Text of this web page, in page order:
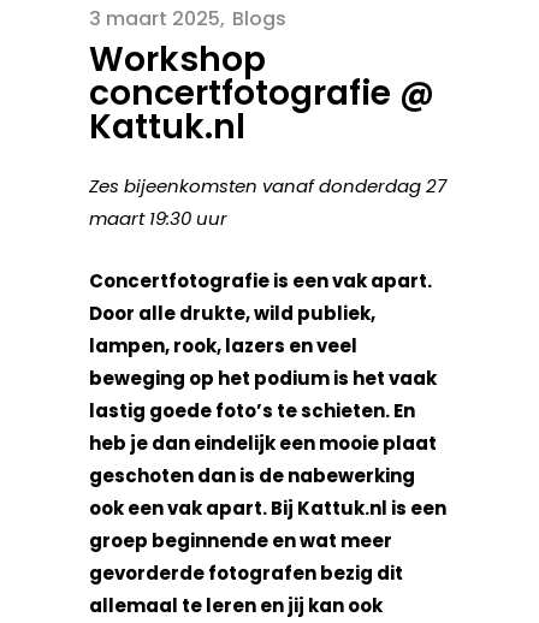
3 maart 2025 Blogs
Workshop
concertfotografie @
Kattuk.nl
Zes bijeenkomsten vanaf donderdag 27
maart 19:30 uur
Concertfotografie is een vak apart.
Door alle drukte, wild publiek,
lampen, rook, lazers en veel
beweging op het podium is het vaak
lastig goede foto’s te schieten. En
heb je dan eindelijk een mooie plaat
geschoten dan is de nabewerking
ook een vak apart. Bij Kattuk.nl is een
groep beginnende en wat meer
gevorderde fotografen bezig dit
allemaal te leren en jij kan ook